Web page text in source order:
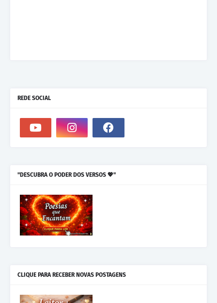
REDE SOCIAL
"DESCUBRA O PODER DOS VERSOS 💖"
CLIQUE PARA RECEBER NOVAS POSTAGENS